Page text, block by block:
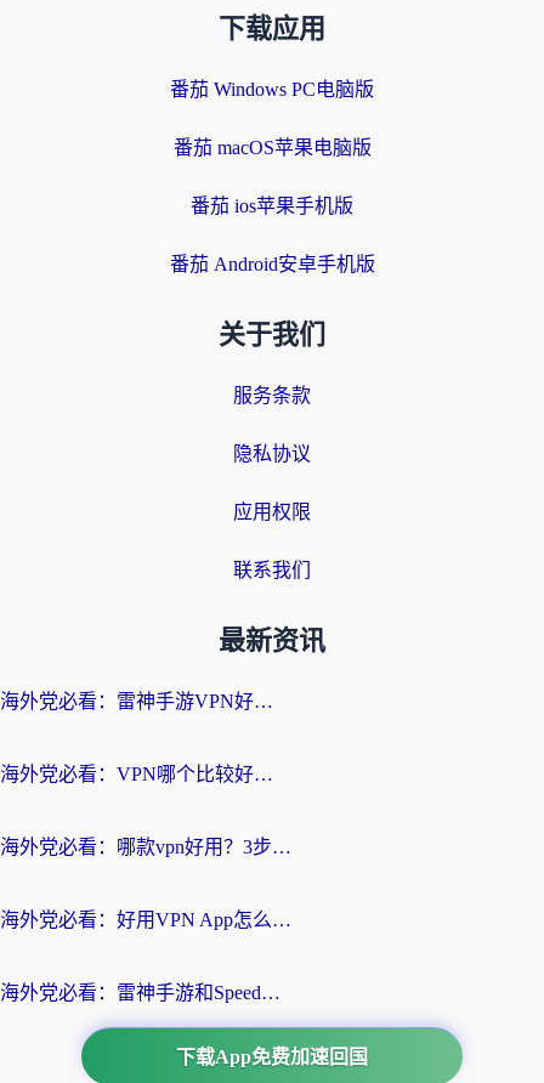
下载应用
番茄 Windows PC电脑版
番茄 macOS苹果电脑版
番茄 ios苹果手机版
番茄 Android安卓手机版
关于我们
服务条款
隐私协议
应用权限
联系我们
最新资讯
海外党必看：雷神手游VPN好用吗？和天速回国VPN对比哪个回国效果更好？附实用加速器选择指南
海外党必看：VPN哪个比较好用？3分钟找到适合你的回国加速方案
海外党必看：哪款vpn好用？3步选对回国加速器，无缝刷剧玩游戏
海外党必看：好用VPN App怎么选？3步教你无缝访问国内资源
海外党必看：雷神手游和SpeedCN好用吗？3招选对回国加速器无缝刷国内资源
下载App免费加速回国